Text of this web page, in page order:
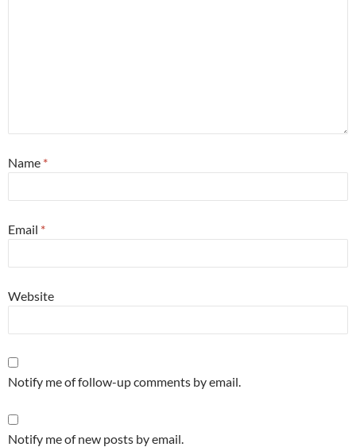
Name *
Email *
Website
Notify me of follow-up comments by email.
Notify me of new posts by email.